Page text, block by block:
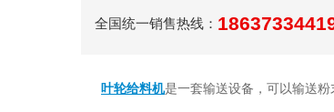
全国统一销售热线：
叶轮给料机是一套输送设备，可以输送